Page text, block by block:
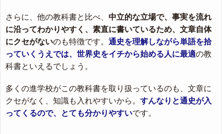
さらに、他の教科書と比べ、 中立的な立場で、事実を流れ
に沿ってわかりやすく、素直に書いているため、文章自体
にクセがないのも特徴です。 通史を理解しながら単語を拾
っていくうえでは、世界史をイチから始める人に最適の教
科書といえるでしょう。
多くの進学校がこの教科書を取り扱っているのも、文章に
クセがなく、知識も入れやすいから。 すんなりと通史が入
ってくるので、とても分かりやすいです。